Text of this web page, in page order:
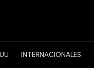
INTERNACIONALES